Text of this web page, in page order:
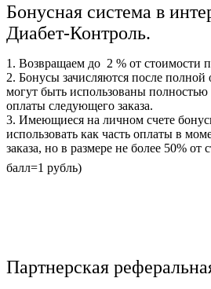
Бонусная система в
Диабет-Контроль.
1. Возвращаем до 2 % от стоимости
2. Бонусы зачисляются после полной
могут быть использованы полностью
оплаты следующего заказа.
3. Имеющиеся на личном счете бонус
использовать как часть оплаты в
заказа, но в размере не более 50% от
балл=1 рубль)
Партнерская